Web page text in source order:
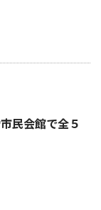
民会館で全５